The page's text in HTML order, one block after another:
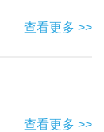
查看更多 >>
查看更多 >>